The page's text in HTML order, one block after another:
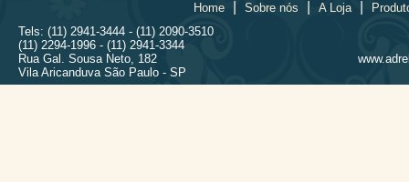
Home Sobre nós A Loja
Tels: (11) 2941-3444 - (11) 2090-3510
(11) 2294-1996 - (11) 2941-3344
Rua Gal. Sousa Neto, 182
Vila Aricanduva São Paulo - SP